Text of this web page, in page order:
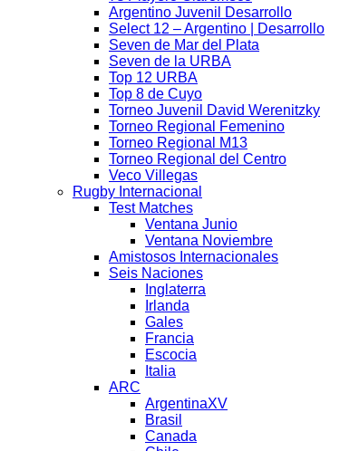
Argentino Juvenil Desarrollo
Select 12 – Argentino | Desarrollo
Seven de Mar del Plata
Seven de la URBA
Top 12 URBA
Top 8 de Cuyo
Torneo Juvenil David Werenitzky
Torneo Regional Femenino
Torneo Regional M13
Torneo Regional del Centro
Veco Villegas
Rugby Internacional
Test Matches
Ventana Junio
Ventana Noviembre
Amistosos Internacionales
Seis Naciones
Inglaterra
Irlanda
Gales
Francia
Escocia
Italia
ARC
ArgentinaXV
Brasil
Canada